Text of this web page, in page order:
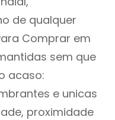
de qualquer
Comprar em
sem que
acaso:
e unicas
proximidade